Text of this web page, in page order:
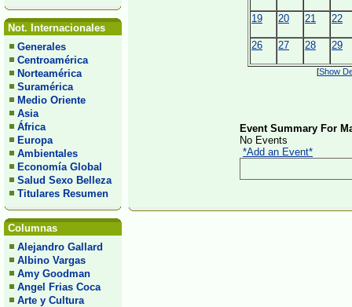
Not. Internacionales
Generales
Centroamérica
Norteamérica
Suramérica
Medio Oriente
Asia
África
Europa
Ambientales
Economía Global
Salud Sexo Belleza
Titulares Resumen
Columnas
Alejandro Gallard
Albino Vargas
Amy Goodman
Angel Frias Coca
Arte y Cultura
19 20 21 22
26 27 28 29
[Show
Event Summary For
No Events
*Add an Event*